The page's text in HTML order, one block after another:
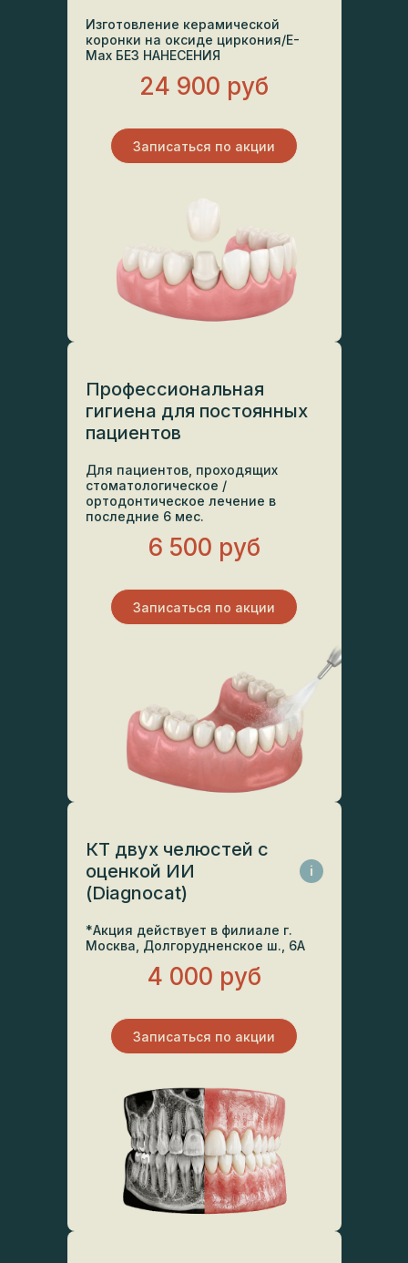
Изготовление керамической
коронки на оксиде циркония/E-
Max БЕЗ НАНЕСЕНИЯ
24 900 руб
Записаться по акции
Профессиональная
гигиена для постоянных
пациентов
Для пациентов, проходящих
стоматологическое /
ортодонтическое лечение в
последние 6 мес.
6 500 руб
Записаться по акции
КТ двух челюстей с
оценкой ИИ
(Diagnocat)
i
*Акция действует в филиале г.
Москва, Долгорудненское ш., 6А
4 000 руб
Записаться по акции